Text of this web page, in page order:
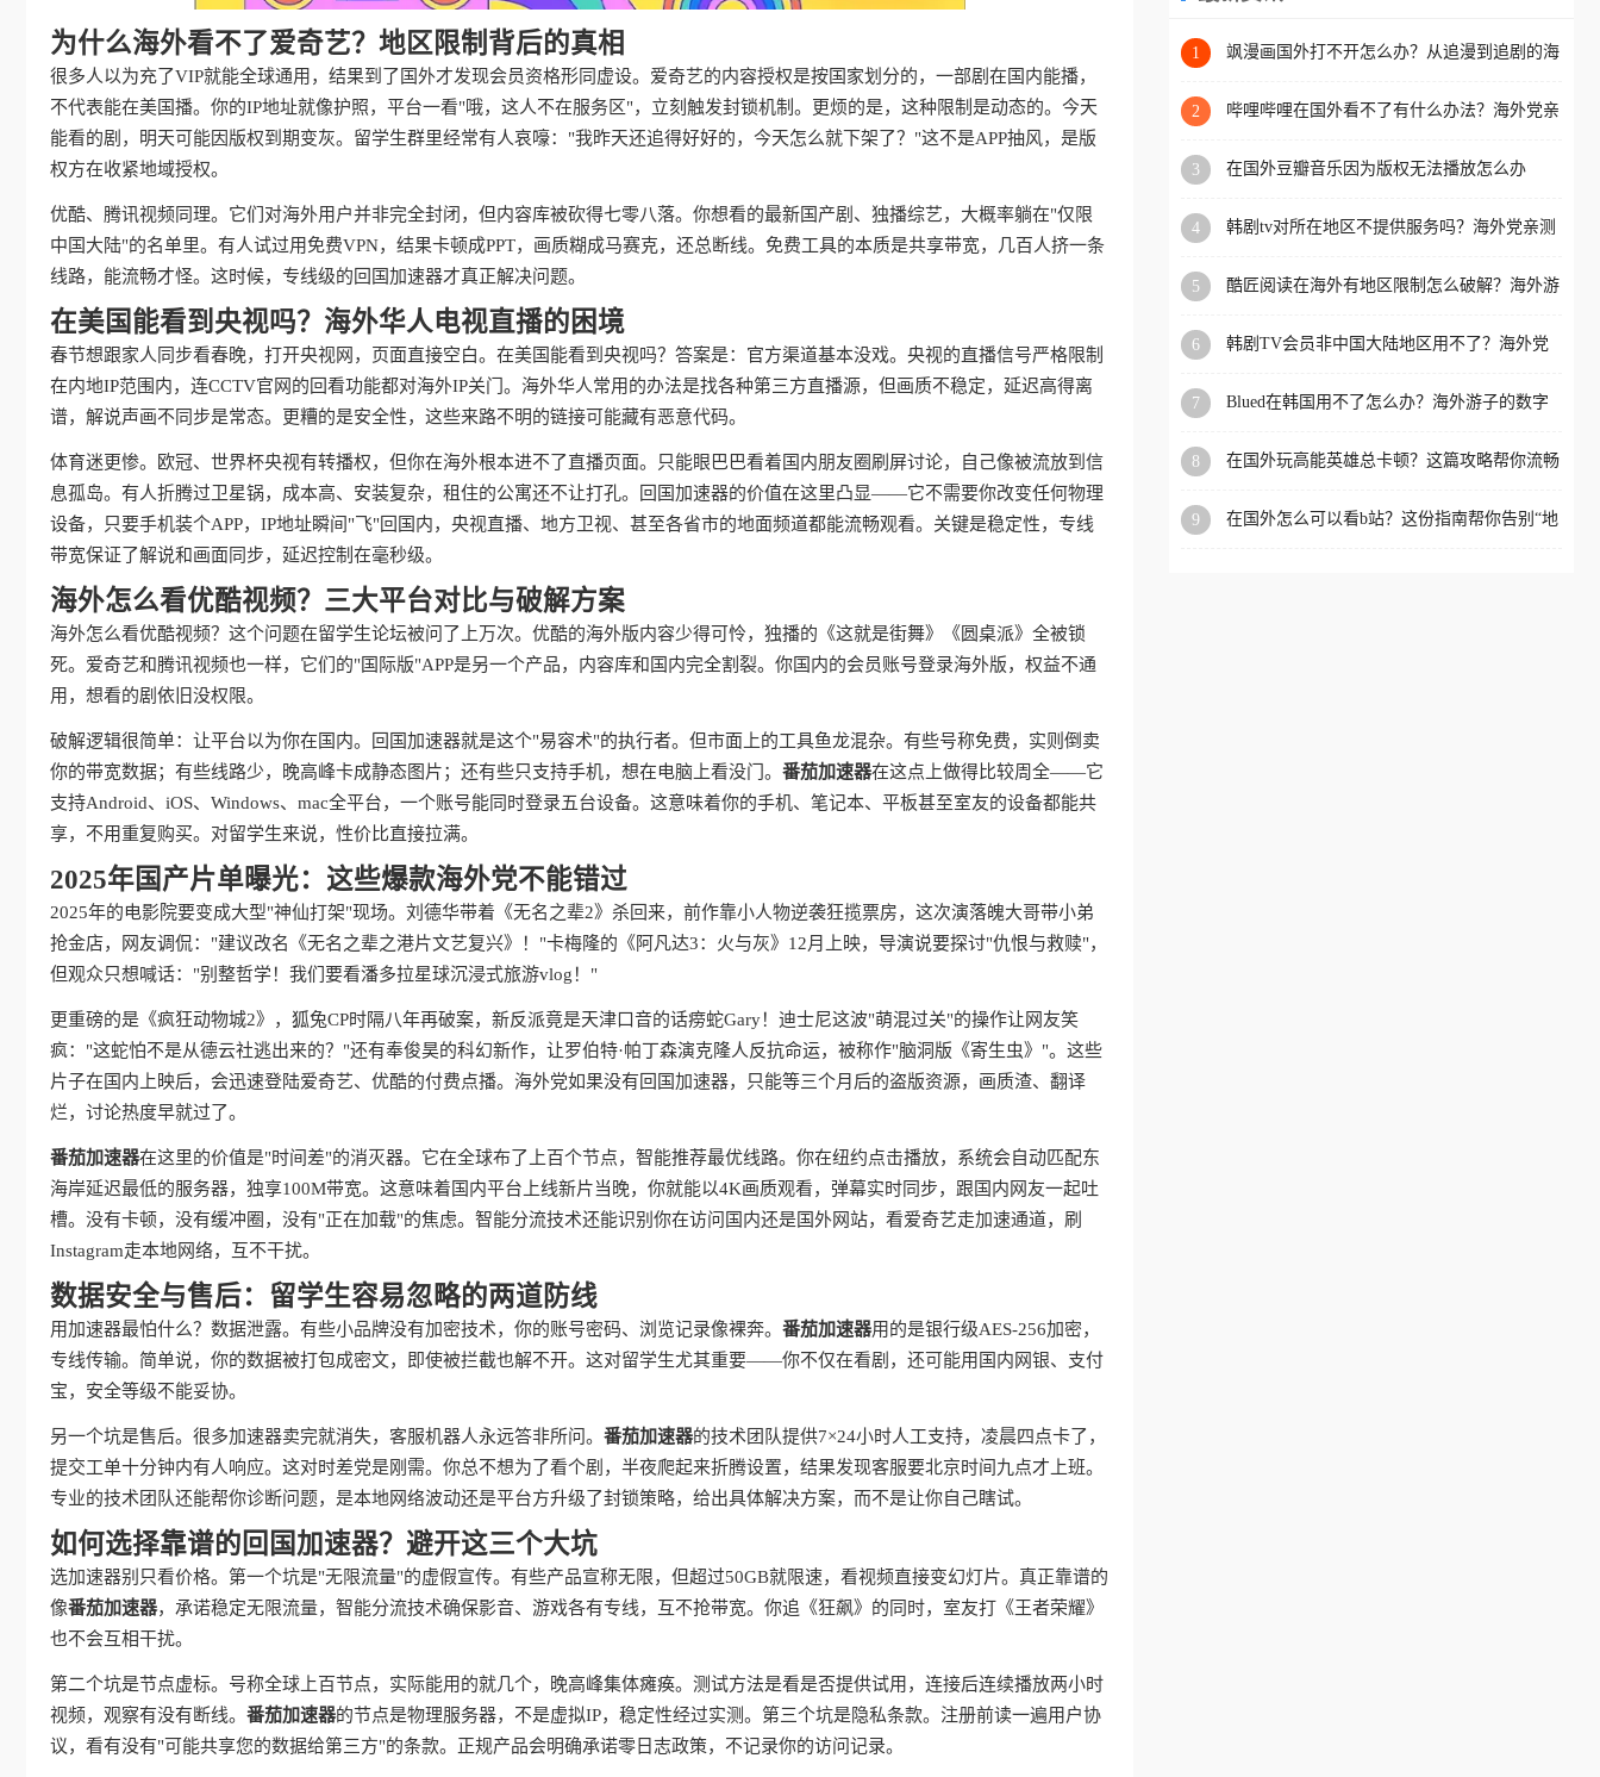
为什么海外看不了爱奇艺？地区限制背后的真相
很多人以为充了VIP就能全球通用，结果到了国外才发现会员资格形同虚设。爱奇艺的内容授权是按国家划分的，一部剧在国内能播，
不代表能在美国播。你的IP地址就像护照，平台一看"哦，这人不在服务区"，立刻触发封锁机制。更烦的是，这种限制是动态的。今天
能看的剧，明天可能因版权到期变灰。留学生群里经常有人哀嚎："我昨天还追得好好的，今天怎么就下架了？"这不是APP抽风，是版
权方在收紧地域授权。
优酷、腾讯视频同理。它们对海外用户并非完全封闭，但内容库被砍得七零八落。你想看的最新国产剧、独播综艺，大概率躺在"仅限
中国大陆"的名单里。有人试过用免费VPN，结果卡顿成PPT，画质糊成马赛克，还总断线。免费工具的本质是共享带宽，几百人挤一条
线路，能流畅才怪。这时候，专线级的回国加速器才真正解决问题。
在美国能看到央视吗？海外华人电视直播的困境
春节想跟家人同步看春晚，打开央视网，页面直接空白。在美国能看到央视吗？答案是：官方渠道基本没戏。央视的直播信号严格限制
在内地IP范围内，连CCTV官网的回看功能都对海外IP关门。海外华人常用的办法是找各种第三方直播源，但画质不稳定，延迟高得离
谱，解说声画不同步是常态。更糟的是安全性，这些来路不明的链接可能藏有恶意代码。
体育迷更惨。欧冠、世界杯央视有转播权，但你在海外根本进不了直播页面。只能眼巴巴看着国内朋友圈刷屏讨论，自己像被流放到信
息孤岛。有人折腾过卫星锅，成本高、安装复杂，租住的公寓还不让打孔。回国加速器的价值在这里凸显——它不需要你改变任何物理
设备，只要手机装个APP，IP地址瞬间"飞"回国内，央视直播、地方卫视、甚至各省市的地面频道都能流畅观看。关键是稳定性，专线
带宽保证了解说和画面同步，延迟控制在毫秒级。
海外怎么看优酷视频？三大平台对比与破解方案
海外怎么看优酷视频？这个问题在留学生论坛被问了上万次。优酷的海外版内容少得可怜，独播的《这就是街舞》《圆桌派》全被锁
死。爱奇艺和腾讯视频也一样，它们的"国际版"APP是另一个产品，内容库和国内完全割裂。你国内的会员账号登录海外版，权益不通
用，想看的剧依旧没权限。
破解逻辑很简单：让平台以为你在国内。回国加速器就是这个"易容术"的执行者。但市面上的工具鱼龙混杂。有些号称免费，实则倒卖
你的带宽数据；有些线路少，晚高峰卡成静态图片；还有些只支持手机，想在电脑上看没门。 番茄加速器在这点上做得比较周全——它
支持Android、iOS、Windows、mac全平台，一个账号能同时登录五台设备。这意味着你的手机、笔记本、平板甚至室友的设备都能共
享，不用重复购买。对留学生来说，性价比直接拉满。
2025年国产片单曝光：这些爆款海外党不能错过
2025年的电影院要变成大型"神仙打架"现场。刘德华带着《无名之辈2》杀回来，前作靠小人物逆袭狂揽票房，这次演落魄大哥带小弟
抢金店，网友调侃："建议改名《无名之辈之港片文艺复兴》！"卡梅隆的《阿凡达3：火与灰》12月上映，导演说要探讨"仇恨与救赎"，
但观众只想喊话："别整哲学！我们要看潘多拉星球沉浸式旅游vlog！"
更重磅的是《疯狂动物城2》，狐兔CP时隔八年再破案，新反派竟是天津口音的话痨蛇Gary！迪士尼这波"萌混过关"的操作让网友笑
疯："这蛇怕不是从德云社逃出来的？"还有奉俊昊的科幻新作，让罗伯特·帕丁森演克隆人反抗命运，被称作"脑洞版《寄生虫》"。这些
片子在国内上映后，会迅速登陆爱奇艺、优酷的付费点播。海外党如果没有回国加速器，只能等三个月后的盗版资源，画质渣、翻译
烂，讨论热度早就过了。
番茄加速器在这里的价值是"时间差"的消灭器。它在全球布了上百个节点，智能推荐最优线路。你在纽约点击播放，系统会自动匹配东
海岸延迟最低的服务器，独享100M带宽。这意味着国内平台上线新片当晚，你就能以4K画质观看，弹幕实时同步，跟国内网友一起吐
槽。没有卡顿，没有缓冲圈，没有"正在加载"的焦虑。智能分流技术还能识别你在访问国内还是国外网站，看爱奇艺走加速通道，刷
Instagram走本地网络，互不干扰。
数据安全与售后：留学生容易忽略的两道防线
用加速器最怕什么？数据泄露。有些小品牌没有加密技术，你的账号密码、浏览记录像裸奔。 番茄加速器用的是银行级AES-256加密，
专线传输。简单说，你的数据被打包成密文，即使被拦截也解不开。这对留学生尤其重要——你不仅在看剧，还可能用国内网银、支付
宝，安全等级不能妥协。
另一个坑是售后。很多加速器卖完就消失，客服机器人永远答非所问。 番茄加速器的技术团队提供7×24小时人工支持，凌晨四点卡了，
提交工单十分钟内有人响应。这对时差党是刚需。你总不想为了看个剧，半夜爬起来折腾设置，结果发现客服要北京时间九点才上班。
专业的技术团队还能帮你诊断问题，是本地网络波动还是平台方升级了封锁策略，给出具体解决方案，而不是让你自己瞎试。
如何选择靠谱的回国加速器？避开这三个大坑
选加速器别只看价格。第一个坑是"无限流量"的虚假宣传。有些产品宣称无限，但超过50GB就限速，看视频直接变幻灯片。真正靠谱的
像番茄加速器，承诺稳定无限流量，智能分流技术确保影音、游戏各有专线，互不抢带宽。你追《狂飙》的同时，室友打《王者荣耀》
也不会互相干扰。
第二个坑是节点虚标。号称全球上百节点，实际能用的就几个，晚高峰集体瘫痪。测试方法是看是否提供试用，连接后连续播放两小时
视频，观察有没有断线。 番茄加速器的节点是物理服务器，不是虚拟IP，稳定性经过实测。第三个坑是隐私条款。注册前读一遍用户协
议，看有没有"可能共享您的数据给第三方"的条款。正规产品会明确承诺零日志政策，不记录你的访问记录。
区工作、留学、定居等，都
权限制所困扰。
回国加速器，即可解决「海
版权限制」的问题，无论人
国、加拿大、澳大利亚、欧
学、定居等，都可以使用，
扰。
1
飒漫画国外打不开怎么办？从追漫到追剧的海
2
哔哩哔哩在国外看不了有什么办法？海外党亲
3 在国外豆瓣音乐因为版权无法播放怎么办
4
韩剧tv对所在地区不提供服务吗？海外党亲测
5
酷匠阅读在海外有地区限制怎么破解？海外游
6
韩剧TV会员非中国大陆地区用不了？海外党
7
Blued在韩国用不了怎么办？海外游子的数字
8
在国外玩高能英雄总卡顿？这篇攻略帮你流畅
9
在国外怎么可以看b站？这份指南帮你告别“地